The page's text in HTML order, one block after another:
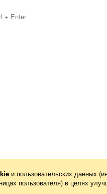
+ Enter
и пользовательских данных
пользователя) в целях